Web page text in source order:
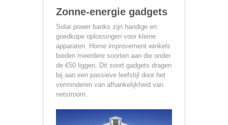
Zonne-energie gadgets
Solar power banks zijn handige en
goedkope oplossingen voor kleine
apparaten. Home improvement winkels
bieden meerdere soorten aan die onder
de €50 liggen. Dit soort gadgets dragen
bij aan een passieve leefstijl door het
verminderen van afhankelijkheid van
netstroom.